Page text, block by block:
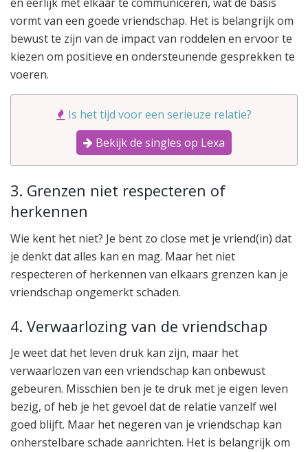
vormt van een goede vriendschap. Het is belangrijk om
bewust te zijn van de impact van roddelen en ervoor te
kiezen om positieve en ondersteunende gesprekken te
voeren.
Is het tijd voor een serieuze relatie?
Bekijk de singles op Lexa
3. Grenzen niet respecteren of
herkennen
Wie kent het niet? Je bent zo close met je vriend(in) dat
je denkt dat alles kan en mag. Maar het niet
respecteren of herkennen van elkaars grenzen kan je
vriendschap ongemerkt schaden.
4. Verwaarlozing van de vriendschap
Je weet dat het leven druk kan zijn, maar het
verwaarlozen van een vriendschap kan onbewust
gebeuren. Misschien ben je te druk met je eigen leven
bezig, of heb je het gevoel dat de relatie vanzelf wel
goed blijft. Maar het negeren van je vriendschap kan
onherstelbare schade aanrichten. Het is belangrijk om